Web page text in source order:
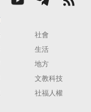
社會
生活
地方
文教科技
社福人權